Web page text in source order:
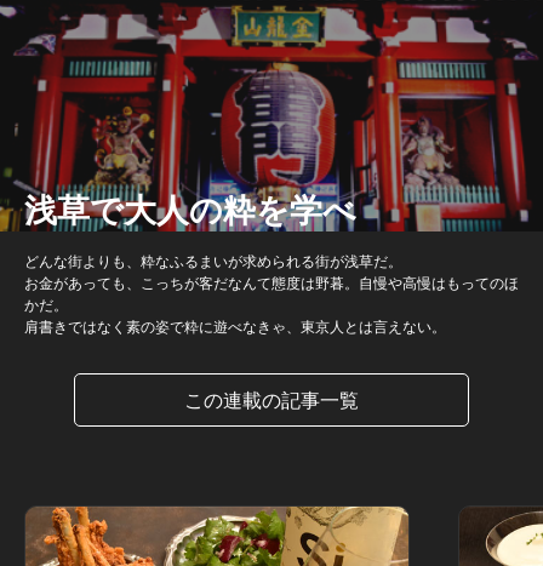
浅草で大人の粋を学べ
どんな街よりも、粋なふるまいが求められる街が浅草だ。
お金があっても、こっちが客だなんて態度は野暮。自慢や高慢はもってのほ
かだ。
肩書きではなく素の姿で粋に遊べなきゃ、東京人とは言えない。
この連載の記事一覧